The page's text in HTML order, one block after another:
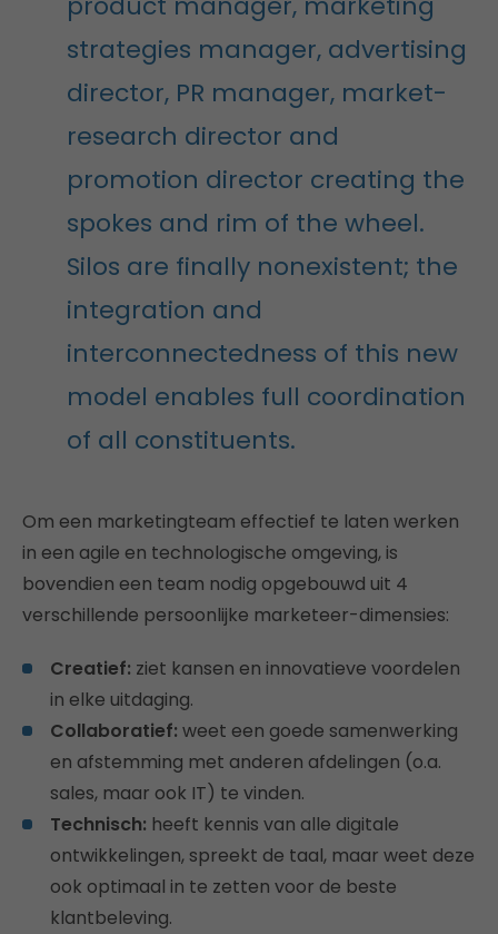
strategies manager, advertising
director, PR manager, market-
research director and
promotion director creating the
spokes and rim of the wheel.
Silos are finally nonexistent; the
integration and
interconnectedness of this new
model enables full coordination
of all constituents.
Om een marketingteam effectief te laten werken
in een agile en technologische omgeving, is
bovendien een team nodig opgebouwd uit 4
verschillende persoonlijke marketeer-dimensies:
Creatief: ziet kansen en innovatieve voordelen
in elke uitdaging.
Collaboratief: weet een goede samenwerking
en afstemming met anderen afdelingen (o.a.
sales, maar ook IT) te vinden.
Technisch: heeft kennis van alle digitale
ontwikkelingen, spreekt de taal, maar weet deze
ook optimaal in te zetten voor de beste
klantbeleving.